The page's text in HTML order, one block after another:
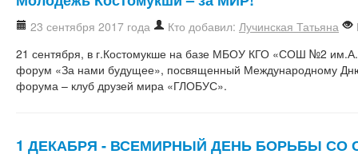
23 сентября 2017 года Кто добавил: Лучинская Татьяна
21 сентября, в г.Костомукше на базе МБОУ КГО «СОШ №2
форум «За нами будущее», посвященный Международному
форума – клуб друзей мира «ГЛОБУС».
1 ДЕКАБРЯ - ВСЕМИРНЫЙ ДЕНЬ БОРЬБЫ СО